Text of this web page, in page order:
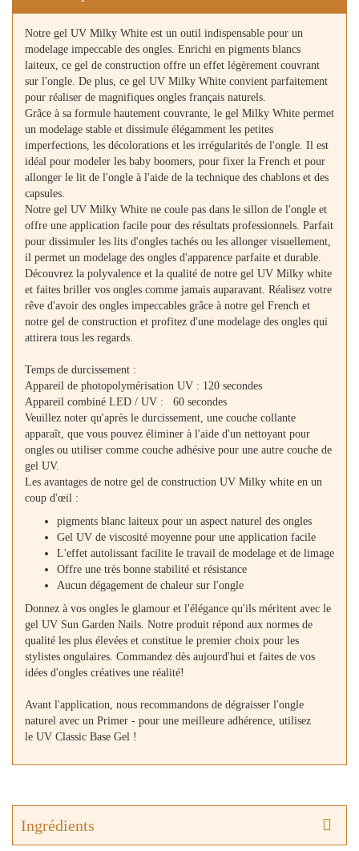
Notre gel UV Milky White est un outil indispensable pour un
modelage impeccable des ongles. Enrichi en pigments blancs
laiteux, ce gel de construction offre un effet légèrement couvrant
sur l'ongle. De plus, ce gel UV Milky White convient parfaitement
pour réaliser de magnifiques ongles français naturels.
Grâce à sa formule hautement couvrante, le gel Milky White permet
un modelage stable et dissimule élégamment les petites
imperfections, les décolorations et les irrégularités de l'ongle. Il est
idéal pour modeler les baby boomers, pour fixer la French et pour
allonger le lit de l'ongle à l'aide de la technique des chablons et des
capsules.
Notre gel UV Milky White ne coule pas dans le sillon de l'ongle et
offre une application facile pour des résultats professionnels. Parfait
pour dissimuler les lits d'ongles tachés ou les allonger visuellement,
il permet un modelage des ongles d'apparence parfaite et durable.
Découvrez la polyvalence et la qualité de notre gel UV Milky white
et faites briller vos ongles comme jamais auparavant. Réalisez votre
rêve d'avoir des ongles impeccables grâce à notre gel French et
notre gel de construction et profitez d'une modelage des ongles qui
attirera tous les regards.
Temps de durcissement :
Appareil de photopolymérisation UV : 120 secondes
Appareil combiné LED / UV : 60 secondes
Veuillez noter qu'après le durcissement, une couche collante
apparaît, que vous pouvez éliminer à l'aide d'un nettoyant pour
ongles ou utiliser comme couche adhésive pour une autre couche de
gel UV.
Les avantages de notre gel de construction UV Milky white en un
coup d'œil :
pigments blanc laiteux pour un aspect naturel des ongles
Gel UV de viscosité moyenne pour une application facile
L'effet autolissant facilite le travail de modelage et de limage
Offre une très bonne stabilité et résistance
Aucun dégagement de chaleur sur l'ongle
Donnez à vos ongles le glamour et l'élégance qu'ils méritent avec le
gel UV Sun Garden Nails. Notre produit répond aux normes de
qualité les plus élevées et constitue le premier choix pour les
stylistes ongulaires. Commandez dès aujourd'hui et faites de vos
idées d'ongles créatives une réalité!
Avant l'application, nous recommandons de dégraisser l'ongle
naturel avec un Primer - pour une meilleure adhérence, utilisez
le UV Classic Base Gel !
Ingrédients